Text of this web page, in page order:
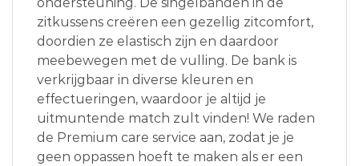
zitkussens creëren een gezellig zitcomfort,
doordien ze elastisch zijn en daardoor
meebewegen met de vulling. De bank is
verkrijgbaar in diverse kleuren en
effectueringen, waardoor je altijd je
uitmuntende match zult vinden! We raden
de Premium care service aan, zodat je je
geen oppassen hoeft te maken als er een